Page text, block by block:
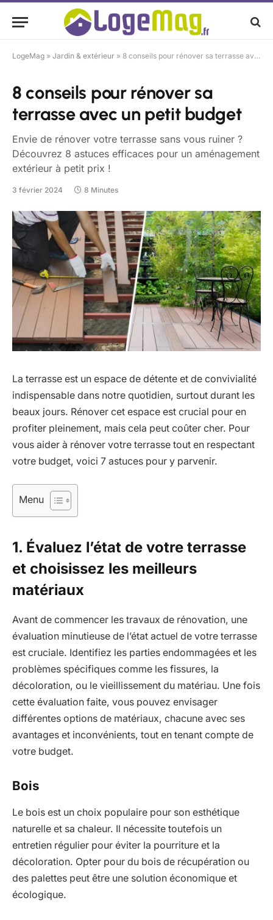
LogeMag » Jardin & extérieur » 8 conseils pour rénover sa terrasse avec un petit budget
8 conseils pour rénover sa
terrasse avec un petit budget
Envie de rénover votre terrasse sans vous ruiner ?
Découvrez 8 astuces efficaces pour un aménagement
extérieur à petit prix !
3 février 2024 8 Minutes
La terrasse est un espace de détente et de convivialité
indispensable dans notre quotidien, surtout durant les
beaux jours. Rénover cet espace est crucial pour en
profiter pleinement, mais cela peut coûter cher. Pour
vous aider à rénover votre terrasse tout en respectant
votre budget, voici 7 astuces pour y parvenir.
Menu
1. Évaluez l’état de votre terrasse
et choisissez les meilleurs
matériaux
Avant de commencer les travaux de rénovation, une
évaluation minutieuse de l’état actuel de votre terrasse
est cruciale. Identifiez les parties endommagées et les
problèmes spécifiques comme les fissures, la
décoloration, ou le vieillissement du matériau. Une fois
cette évaluation faite, vous pouvez envisager
différentes options de matériaux, chacune avec ses
avantages et inconvénients, tout en tenant compte de
votre budget.
Bois
Le bois est un choix populaire pour son esthétique
naturelle et sa chaleur. Il nécessite toutefois un
entretien régulier pour éviter la pourriture et la
décoloration. Opter pour du bois de récupération ou
des palettes peut être une solution économique et
écologique.